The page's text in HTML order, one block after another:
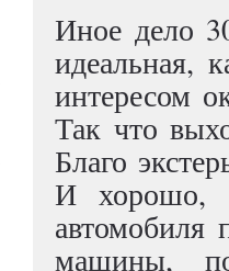
Иное дело
идеальная,
интересом
Так что
Благо
И хорошо,
автомобиля
машины,